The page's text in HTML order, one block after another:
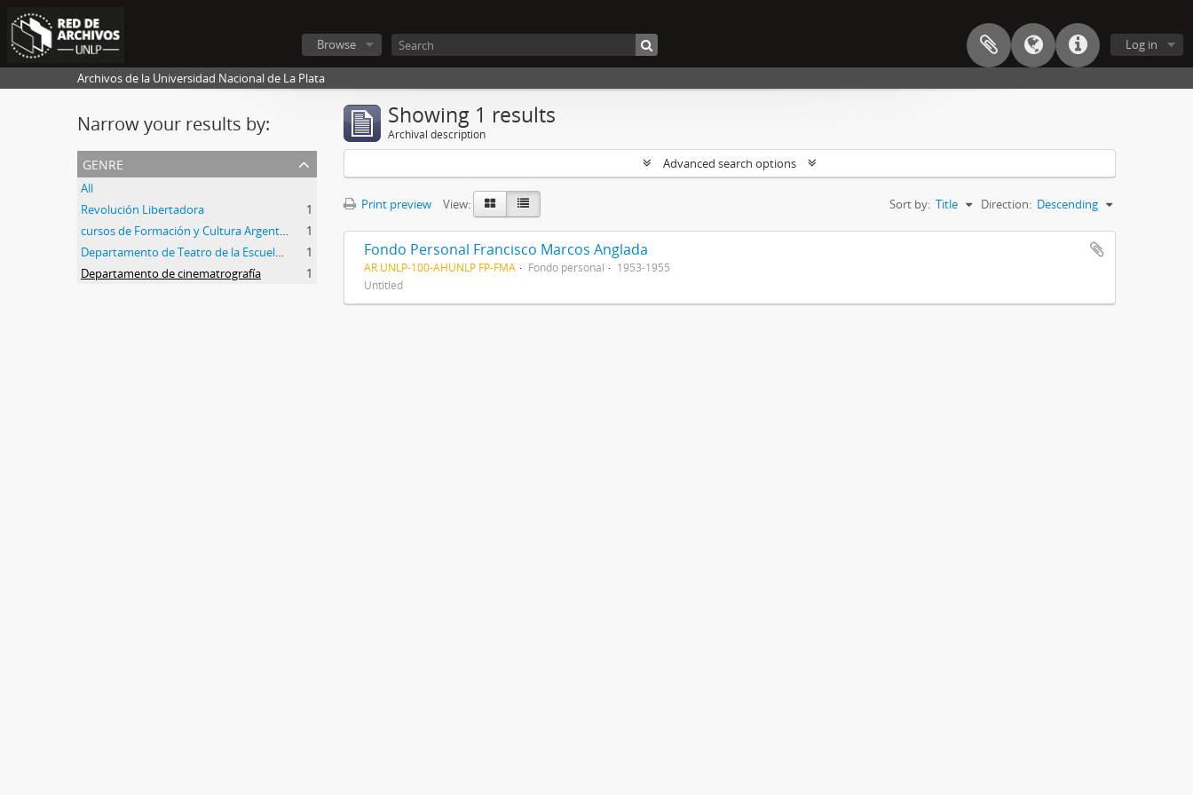
Log in
Browse
Archivos de la Universidad Nacional de La Plata
Narrow your results by:
genre
All
Revolución Libertadora
1
cursos de Formación y Cultura Argentina
1
Departamento de Teatro de la Escuela de Bellas Artes
1
Departamento de cinematrografía
1
Showing 1 results
Archival description
Advanced search options
Print preview View: Sort by: Title Direction: Descending
Fondo Personal Francisco Marcos Anglada
AR UNLP-100-AHUNLP FP-FMA Fondo personal
1953-1955
Untitled